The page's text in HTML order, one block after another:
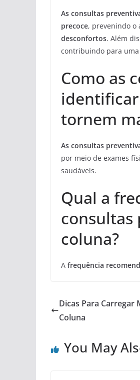
As consultas
precoce, prevenindo o
desconfortos. Além
contribuindo para uma
Como as
tornem
As consultas
por meio de exames
saudáveis.
Qual a
consultas
coluna?
A frequência
Dicas Para Carregar
Coluna
You May